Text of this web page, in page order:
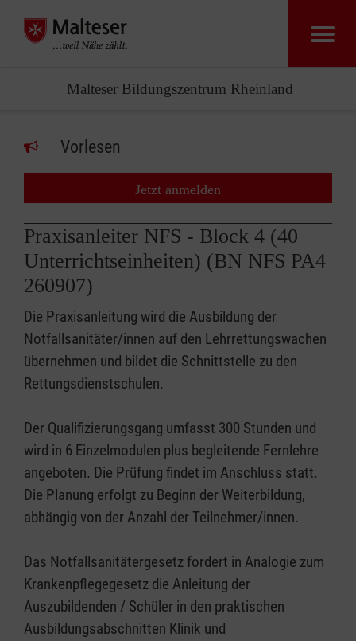
Malteser Bildungszentrum Rheinland
Vorlesen
Jetzt anmelden
Praxisanleiter NFS - Block 4 (40
Unterrichtseinheiten) (BN NFS PA4
260907)
Die Praxisanleitung wird die Ausbildung der
Notfallsanitäter/innen auf den Lehrrettungswachen
übernehmen und bildet die Schnittstelle zu den
Rettungsdienstschulen.
Der Qualifizierungsgang umfasst 300 Stunden und
wird in 6 Einzelmodulen plus begleitende Fernlehre
angeboten. Die Prüfung findet im Anschluss statt.
Die Planung erfolgt zu Beginn der Weiterbildung,
abhängig von der Anzahl der Teilnehmer/innen.
Das Notfallsanitätergesetz fordert in Analogie zum
Krankenpflegegesetz die Anleitung der
Auszubildenden / Schüler in den praktischen
Ausbildungsabschnitten Klinik und